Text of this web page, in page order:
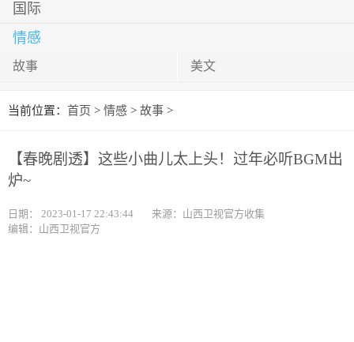
国际
情感
故事 美文
当前位置： 首页 > 情感 > 故事 >
【春晚剧透】这些小曲儿太上头！过年必听BGM出
炉~
日期： 2023-01-17 22:43:44
来源：山西卫视官方收集
编辑：山西卫视官方